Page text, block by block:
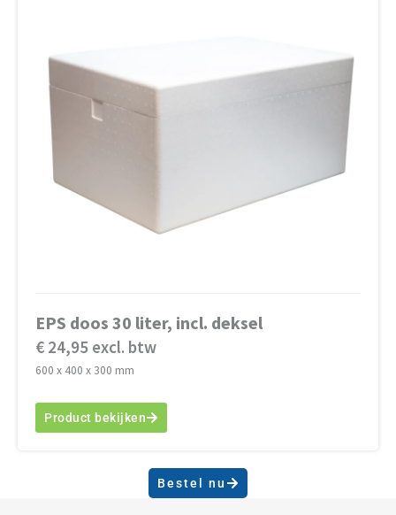
EPS doos 30 liter, incl. deksel
€ 24,95 excl. btw
600 x 400 x 300 mm
Product bekijken
Bestel nu